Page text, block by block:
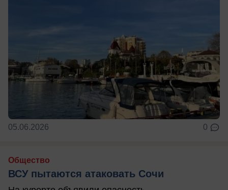
05.06.2026 0
Общество
ВСУ пытаются атаковать Сочи